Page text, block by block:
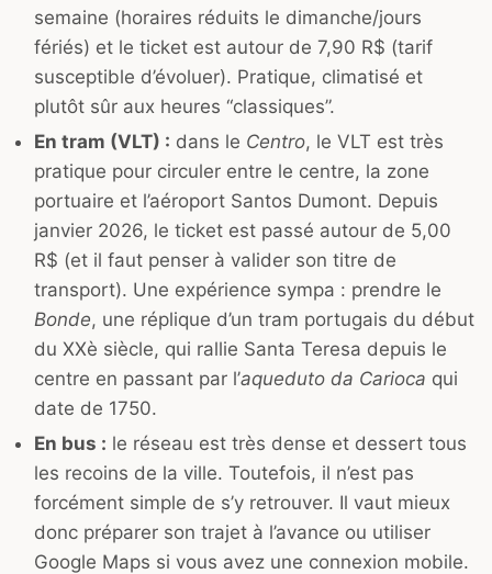
semaine (horaires réduits le dimanche/jours
fériés) et le ticket est autour de 7,90 R$ (tarif
susceptible d’évoluer). Pratique, climatisé et
plutôt sûr aux heures “classiques”.
En tram (VLT) : dans le Centro, le VLT est très
pratique pour circuler entre le centre, la zone
portuaire et l’aéroport Santos Dumont. Depuis
janvier 2026, le ticket est passé autour de 5,00
R$ (et il faut penser à valider son titre de
transport). Une expérience sympa : prendre le
Bonde, une réplique d’un tram portugais du début
du XXè siècle, qui rallie Santa Teresa depuis le
centre en passant par l’aqueduto da Carioca qui
date de 1750.
En bus : le réseau est très dense et dessert tous
les recoins de la ville. Toutefois, il n’est pas
forcément simple de s’y retrouver. Il vaut mieux
donc préparer son trajet à l’avance ou utiliser
Google Maps si vous avez une connexion mobile.